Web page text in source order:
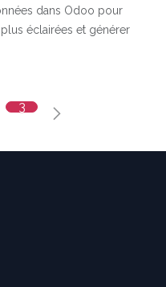
dans Odoo pour
éclairées et générer
3